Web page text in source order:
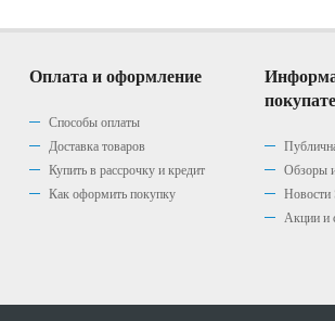
Оплата и оформление
Способы оплаты
Доставка товаров
Купить в рассрочку и кредит
Как оформить покупку
Обзоры
Новости
Акции и